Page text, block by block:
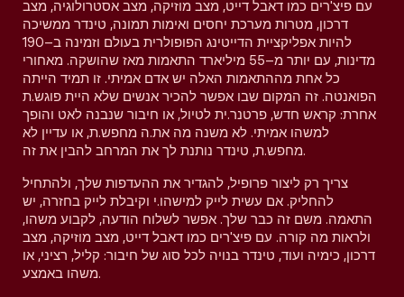
עם פיצ'רים כמו דאבל דייט, מצב מוזיקה, מצב אסטרולוגיה, מצב
דרכון, מטרות מערכת יחסים ואימות תמונה, טינדר ממשיכה
להיות אפליקציית הדייטינג הפופולרית בעולם וזמינה ב–190
מדינות, עם יותר מ–55 מיליארד התאמות מאז שהושקה. מאחורי
כל אחת מההתאמות האלה יש אדם אמיתי. זו תמיד הייתה
הפואנטה. זה המקום שבו אפשר להכיר אנשים שלא היית פוגש.ת
אחרת: קראש חדש, פרטנר.ית לטיול, או חיבור שנבנה לאט והופך
למשהו אמיתי. לא משנה מה את.ה מחפש.ת, או עדיין לא
מחפש.ת, טינדר נותנת לך את המרחב להבין את זה.
צריך רק ליצור פרופיל, להגדיר את ההעדפות שלך, ולהתחיל
להחליק. אם עשית לייק למישהו.י וקיבלת לייק בחזרה, יש
התאמה. משם זה כבר שלך. אפשר לשלוח הודעה, לקבוע משהו,
ולראות מה קורה. עם פיצ'רים כמו דאבל דייט, מצב מוזיקה, מצב
דרכון, כימיה ועוד, טינדר בנויה לכל סוג של חיבור: קליל, רציני, או
משהו באמצע.